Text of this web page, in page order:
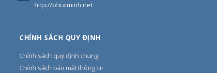
http://phucminh.net
CHÍNH SÁCH QUY ĐỊNH
Chính sách quy định chung
Chính sách bảo mật thông tin